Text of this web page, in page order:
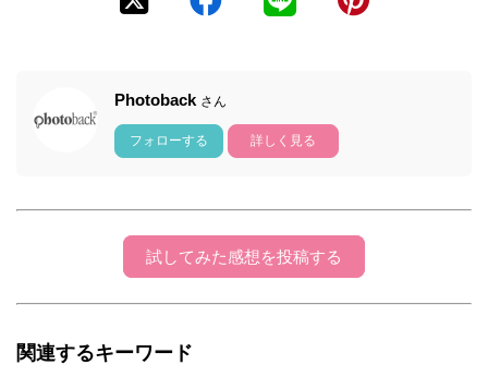
Photoback さん
フォローする 詳しく見る
試してみた感想を投稿する
関連するキーワード